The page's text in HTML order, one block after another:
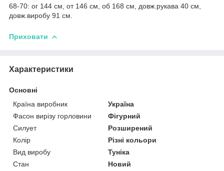
68-70: ог 144 см, от 146 см, об 168 см, довж.рукава 40 см,
довж.виробу 91 см.
Приховати
Характеристики
Основні
Країна виробник
Україна
Фасон вирізу горловини
Фігурний
Силует
Розширений
Колір
Різні кольори
Вид виробу
Туніка
Стан
Новий